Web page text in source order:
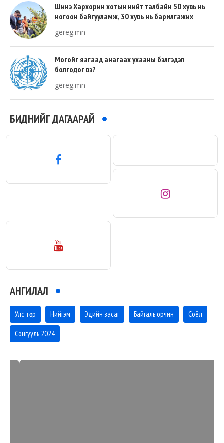
Шинэ Хархорин хотын нийт талбайн 50 хувь нь
ногоон байгууламж, 30 хувь нь барилгажих
gereg.mn
Могойг яагаад анагаах ухааны бэлгэдэл
болгодог вэ?
gereg.mn
БИДНИЙГ ДАГААРАЙ
АНГИЛАЛ
Улс төр Нийгэм Эдийн засаг Байгаль орчин Соёл
Сонгууль 2024